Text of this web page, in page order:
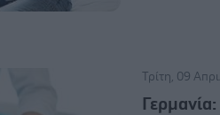
Τρίτη, 09